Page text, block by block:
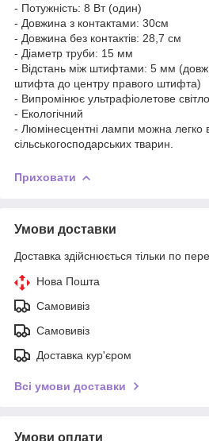
- Потужність: 8 Вт (один)
- Довжина з контактами: 30см
- Довжина без контактів: 28,7 см
- Діаметр труби: 15 мм
- Відстань між штифтами: 5 мм
штифта до центру правого штифта)
- Випромінює ультрафіолетове світло
- Екологічний
- Люмінесцентні лампи можна легко
сільськогосподарських тварин.
Приховати
Умови доставки
Доставка здійснюється тільки по
Нова Пошта
Самовивіз
Самовивіз
Доставка кур'єром
Всі умови доставки
Умови оплати